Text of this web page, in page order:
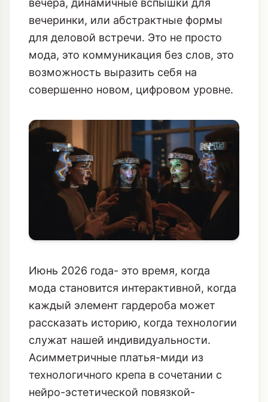
вечера, динамичные вспышки для
вечеринки, или абстрактные формы
для деловой встречи. Это не просто
мода, это коммуникация без слов, это
возможность выразить себя на
совершенно новом, цифровом уровне.
Июнь 2026 года- это время, когда
мода становится интерактивной, когда
каждый элемент гардероба может
рассказать историю, когда технологии
служат нашей индивидуальности.
Асимметричные платья-миди из
технологичного крепа в сочетании с
нейро-эстетической повязкой-